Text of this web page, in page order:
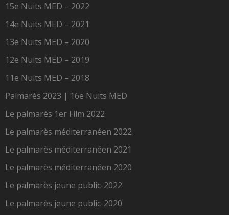
15e Nuits MED – 2022
14e Nuits MED – 2021
13e Nuits MED – 2020
12e Nuits MED – 2019
11e Nuits MED – 2018
Palmarès 2023 | 16e Nuits MED
Le palmarès 1er Film 2022
Le palmarès méditerranéen 2022
Le palmarès méditerranéen 2021
Le palmarès méditerranéen 2020
Le palmarès jeune public-2022
Le palmarès jeune public-2020